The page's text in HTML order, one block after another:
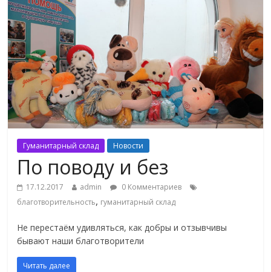
Гуманитарный склад Новости
По поводу и без
17.12.2017 admin
0 Комментариев
благотворительность, гуманитарный склад
Не перестаём удивляться, как добры и отзывчивы
бывают наши благотворители
Читать далее